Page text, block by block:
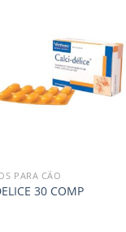
PARA CÃO
30 COMP